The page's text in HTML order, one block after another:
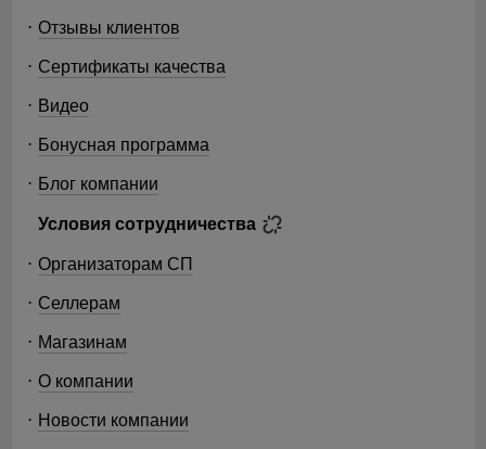
Отзывы клиентов
Сертификаты качества
Видео
Бонусная программа
Блог компании
Условия сотрудничества
Организаторам СП
Селлерам
Магазинам
О компании
Новости компании